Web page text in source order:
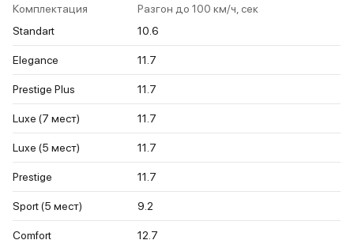
Комплектация
Разгон до 100 км/ч, сек
Standart
10.6
Elegance 11.7
Prestige Plus 11.7
Luxe (7 мест) 11.7
Luxe (5 мест) 11.7
Prestige 11.7
Sport (5 мест) 9.2
Comfort 12.7